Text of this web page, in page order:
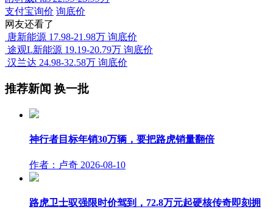
支付宝询价 询底价
网友还看了
唐新能源 17.98-21.98万 询底价
途观L新能源 19.19-20.79万 询底价
汉兰达 24.98-32.58万 询底价
推荐新闻 换一批
神行者目标年销30万辆，要把路虎销量翻倍
作者：卢奇 2026-08-10
路虎卫士驭强限时价驾到，72.8万元起硬核传奇即刻拥